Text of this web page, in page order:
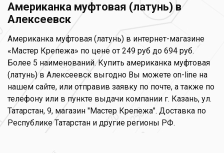
Американка муфтовая (латунь) в
Алексеевск
Американка муфтовая (латунь) в интернет-магазине
«Мастер Крепежа» по цене от 249 руб до 694 руб.
Более 5 наименований. Купить американка муфтовая
(латунь) в Алексеевск выгодно Вы можете on-line на
нашем сайте, или отправив заявку по почте, а также по
телефону или в пункте выдачи компании г. Казань, ул.
Татарстан, 9, магазин "Мастер Крепежа". Доставка по
Республике Татарстан и другие регионы РФ.